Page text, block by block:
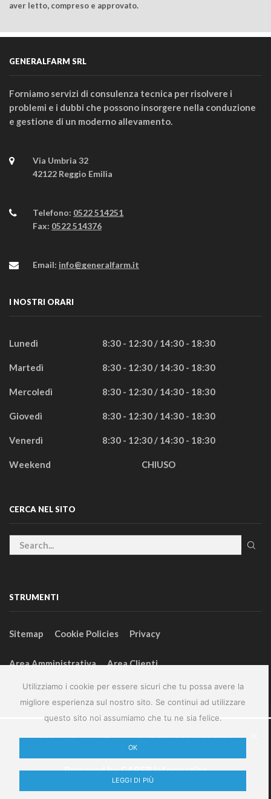
Utilizziamo i cookie per essere sicuri che tu possa avere la
migliore esperienza sul nostro sito. Se continui ad utilizzare
questo sito noi assumiamo che tu ne sia felice.
OK
LEGGI DI PIÙ
aver letto, compreso e approvato.
GENERALFARM SRL
Forniamo servizi di consulenza tecnica per risolvere i
problemi e i dubbi che possono insorgere nella conduzione
e gestione di un moderno allevamento.
Via Umbria 32
42122 Reggio Emilia
Telefono: 0522 514251
Fax: 0522 514376
Email: info@generalfarm.it
I NOSTRI ORARI
Lunedì 8:30 - 12:30 / 14:30 - 18:30
Martedì 8:30 - 12:30 / 14:30 - 18:30
Mercoledì 8:30 - 12:30 / 14:30 - 18:30
Giovedì 8:30 - 12:30 / 14:30 - 18:30
Venerdì 8:30 - 12:30 / 14:30 - 18:30
Weekend CHIUSO
CERCA NEL SITO
STRUMENTI
Sitemap Cookie Policies Privacy
Area Amministrativa Area Clienti
2024 – GeneralFarm srl – P.IVA 00127580355
Powered byCABER Informatica